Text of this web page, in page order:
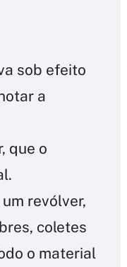
sob efeito
a
que o
revólver,
coletes
o material